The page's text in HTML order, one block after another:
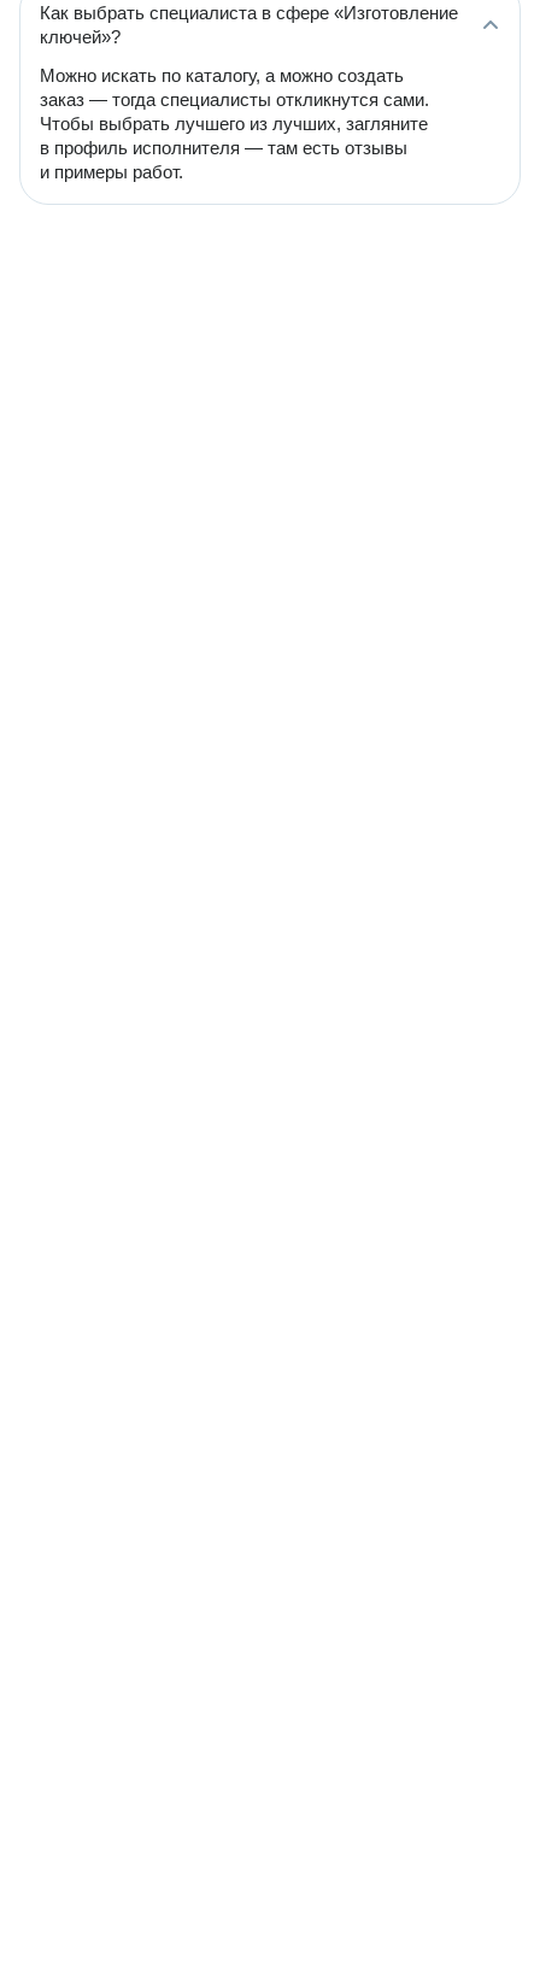
Как выбрать специалиста в сфере «Изготовление
ключей»?
Можно искать по каталогу, а можно создать
заказ — тогда специалисты откликнутся сами.
Чтобы выбрать лучшего из лучших, загляните
в профиль исполнителя — там есть отзывы
и примеры работ.